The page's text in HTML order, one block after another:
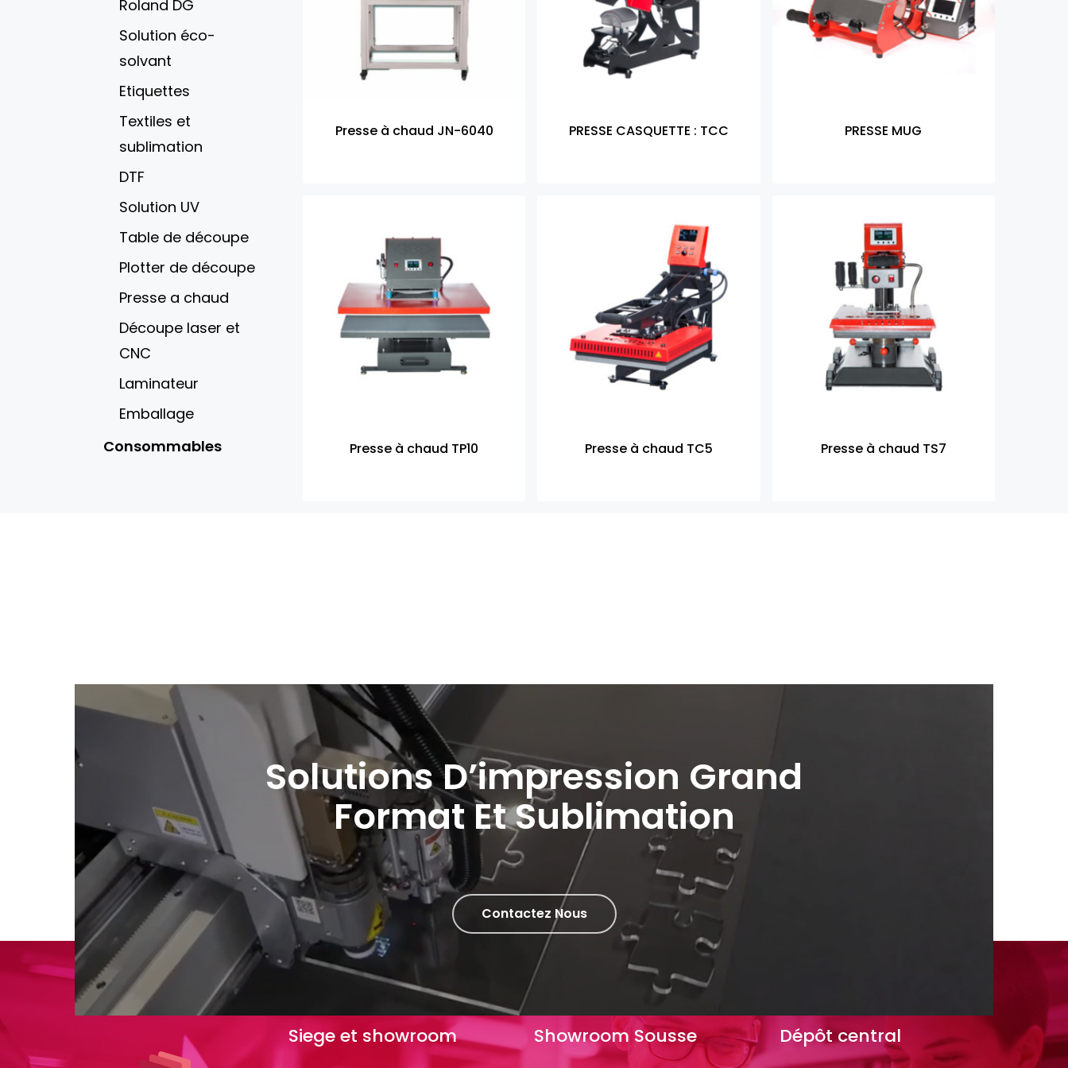
Roland DG
Solution éco-
solvant
Etiquettes
Textiles et
sublimation
DTF
Solution UV
Table de découpe
Plotter de découpe
Presse a chaud
Découpe laser et
CNC
Laminateur
Emballage
Consommables
Presse à chaud JN-6040 PRESSE CASQUETTE : TCC PRESSE MUG
Presse à chaud TP10 Presse à chaud TC5 Presse à chaud TS7
Solutions D’impression Grand
Format Et Sublimation
Contactez Nous
Siegeet showroom Showroom Sousse Dépôtcentral